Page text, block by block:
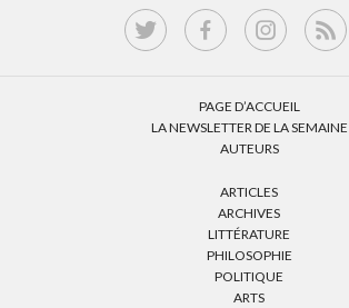
PAGE D’ACCUEIL
LA NEWSLETTER DE LA SEMAINE
AUTEURS
ARTICLES
ARCHIVES
LITTÉRATURE
PHILOSOPHIE
POLITIQUE
ARTS